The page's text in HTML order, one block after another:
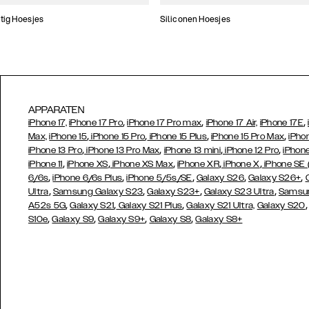
Hoesjes Siliconen Hoesjes
APPARATEN
iPhone 17, iPhone 17 Pro,iPhone 17 Pro max, iPhone 17 Air, iPhone 17E,
Max, iPhone 15, iPhone 15 Pro, iPhone 15 Plus,iPhone 15 Pro Max,
iPhone 13 Pro, iPhone 13 Pro Max, iPhone 13 mini,iPhone 12 Pro,
iPhone 11, iPhone XS,iPhone XS Max,iPhone XR,iPhone X,iPhone
6/6s,iPhone 6/6s Plus,iPhone 5/5s/SE, Galaxy S26,Galaxy S26+,
Ultra, Samsung Galaxy S23,Galaxy S23+, Galaxy S23 Ultra,
A52s 5G,Galaxy S21, Galaxy S21 Plus,Galaxy S21 Ultra, Galaxy S20,
S10e,Galaxy S9,Galaxy S9+, Galaxy S8,Galaxy S8+